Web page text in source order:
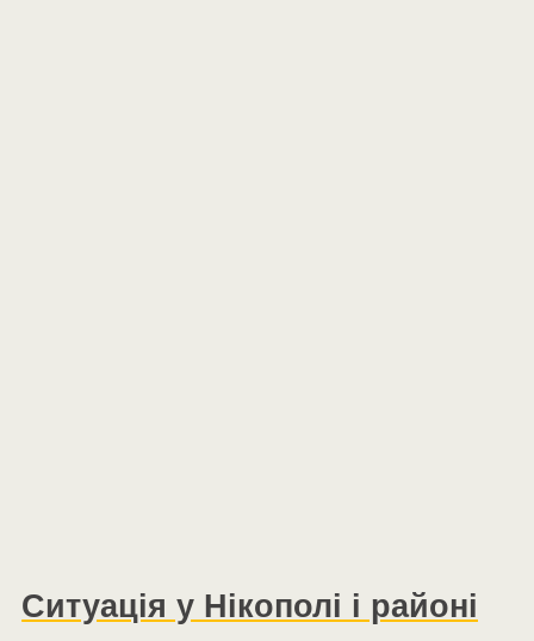
Ситуація у Нікополі і районі